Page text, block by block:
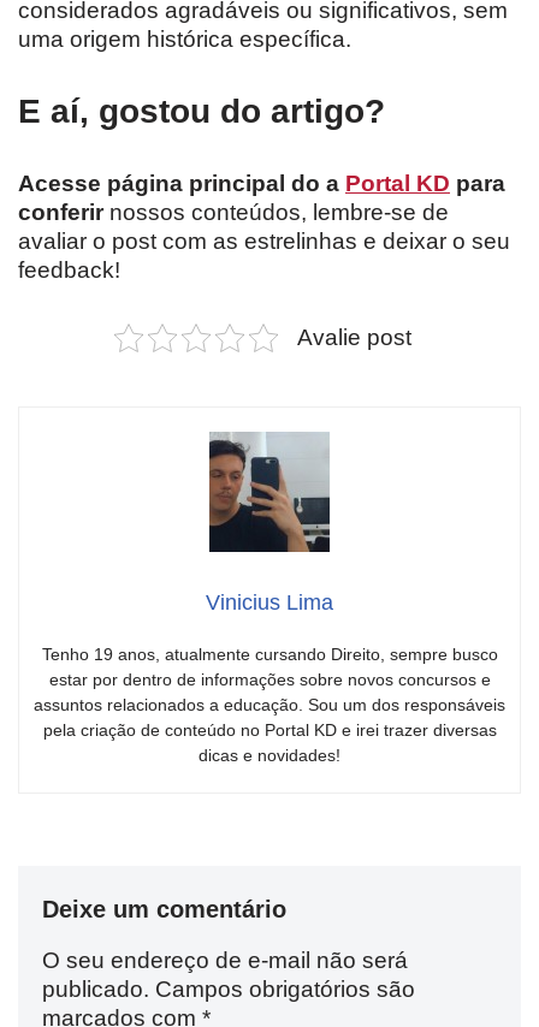
considerados agradáveis ou significativos, sem
uma origem histórica específica.
E aí, gostou do artigo?
Acesse página principal do a Portal KD para
conferirnossos conteúdos, lembre-se de
avaliar o post com as estrelinhas e deixar o seu
feedback!
Avalie post
Vinicius Lima
Tenho 19 anos, atualmente cursando Direito, sempre busco
estar por dentro de informações sobre novos concursos e
assuntos relacionados a educação. Sou um dos responsáveis
pela criação de conteúdo no Portal KD e irei trazer diversas
dicas e novidades!
Deixe um comentário
O seu endereço de e-mail não será
publicado. Campos obrigatórios são
marcados com *